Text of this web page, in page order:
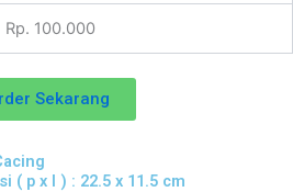
Rp. 100.000
Sekarang
( p x l ) : 22.5 x 11.5 cm